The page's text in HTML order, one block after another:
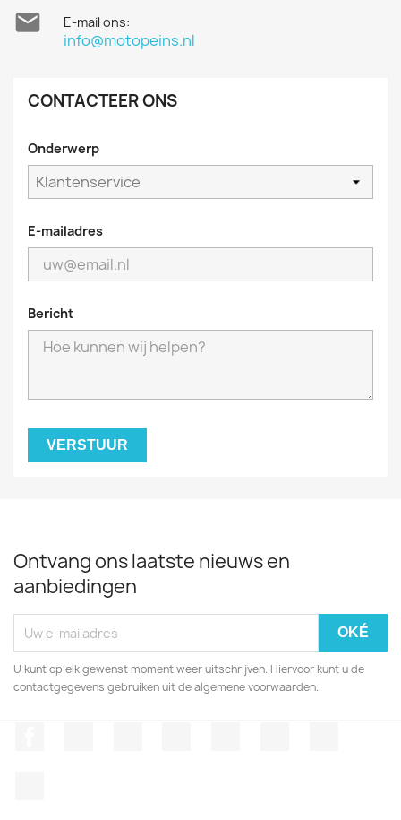
 E-mail ons:
info@motopeins.nl
CONTACTEER ONS
Onderwerp
E-mailadres
Bericht
Ontvang ons laatste nieuws en
aanbiedingen
U kunt op elk gewenst moment weer uitschrijven. Hiervoor kunt u de
contactgegevens gebruiken uit de algemene voorwaarden.